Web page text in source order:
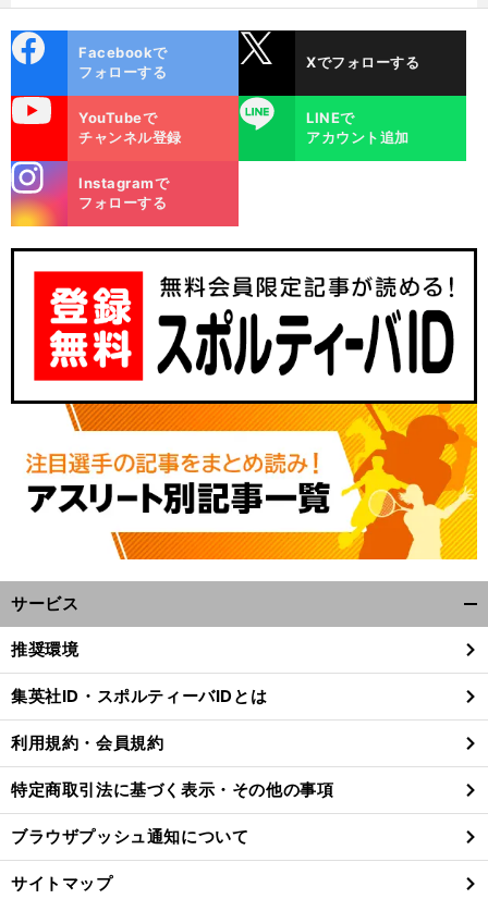
ok
Facebookで
フォローする
Xでフォローする
YouTubeで
チャンネル登録
LINE
LINEで
アカウント追加
m
Instagramで
フォローする
サービス
閉
る
推奨環境
集英社ID・スポルティーバIDとは
利用規約・会員規約
特定商取引法に基づく表示・その他の事項
ブラウザプッシュ通知について
サイトマップ